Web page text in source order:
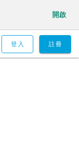
開啟
登入 註冊